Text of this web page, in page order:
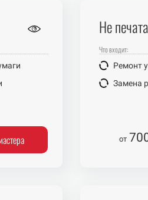
Не
Что входит:
Ремонт
Замена
от